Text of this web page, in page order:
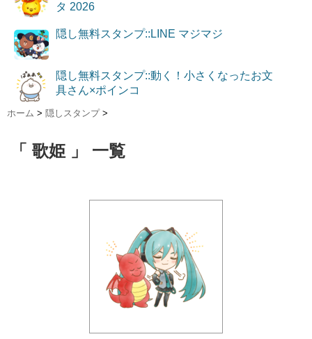
タ 2026
隠し無料スタンプ::LINE マジマジ
隠し無料スタンプ::動く！小さくなったお文
具さん×ポインコ
ホーム > 隠しスタンプ >
「 歌姫 」 一覧